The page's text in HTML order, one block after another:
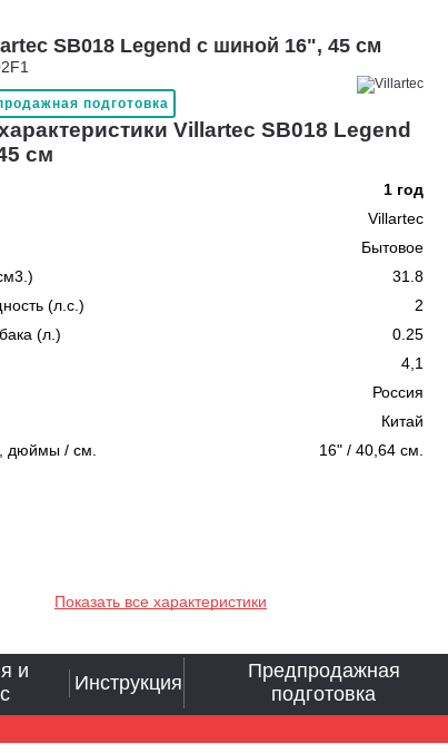
SB018 Legend с шиной 16", 45 см
подготовка
Villartec SB018 Legend
см
1 год
Villartec
Бытовое
31.8
(л.с.)
2
(л.)
0.25
4,1
Россия
Китай
дюймы / см.
16" / 40,64 см.
Показать все характеристики
и
Инструкция
Предпродажная
подготовка